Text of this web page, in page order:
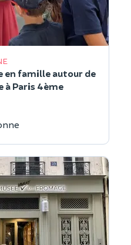
en famille autour de
Paris 4ème